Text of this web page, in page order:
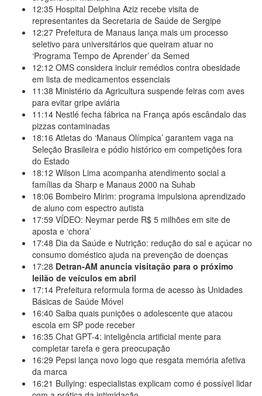
12:35 Hospital Delphina Aziz recebe visita de
representantes da Secretaria de Saúde de Sergipe
12:27 Prefeitura de Manaus lança mais um processo
seletivo para universitários que queiram atuar no
‘Programa Tempo de Aprender’ da Semed
12:12 OMS considera incluir remédios contra obesidade
em lista de medicamentos essenciais
11:38 Ministério da Agricultura suspende feiras com aves
para evitar gripe aviária
11:14 Nestlé fecha fábrica na França após escândalo das
pizzas contaminadas
18:16 Atletas do ‘Manaus Olímpica’ garantem vaga na
Seleção Brasileira e pódio histórico em competições fora
do Estado
18:12 Wilson Lima acompanha atendimento social a
famílias da Sharp e Manaus 2000 na Suhab
18:06 Bombeiro Mirim: programa impulsiona aprendizado
de aluno com espectro autista
17:59 VÍDEO: Neymar perde R$ 5 milhões em site de
aposta e ‘chora’
17:48 Dia da Saúde e Nutrição: redução do sal e açúcar no
consumo doméstico ajuda na prevenção de doenças
17:28 Detran-AM anuncia visitação para o próximo
leilão de veículos em abril
17:14 Prefeitura reformula forma de acesso às Unidades
Básicas de Saúde Móvel
16:40 Saiba quais punições o adolescente que atacou
escola em SP pode receber
16:35 Chat GPT-4: inteligência artificial mente para
completar tarefa e gera preocupação
16:29 Pepsi lança novo logo que resgata memória afetiva
da marca
16:21 Bullying: especialistas explicam como é possível lidar